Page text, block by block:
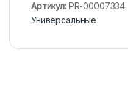
Артикул: PR-00007334
Универсальные